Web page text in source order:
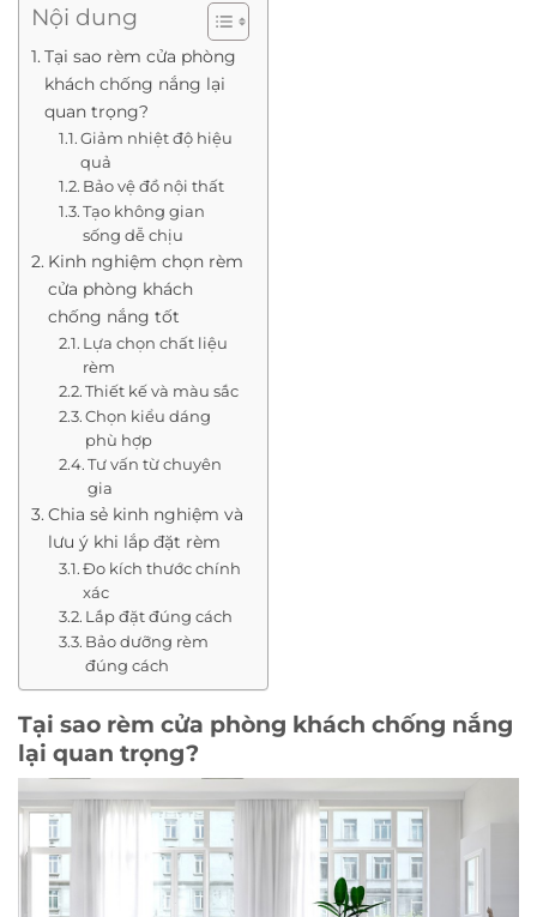
Nội dung
Tại sao rèm cửa phòng
khách chống nắng lại
quan trọng?
Giảm nhiệt độ hiệu
quả
Bảo vệ đồ nội thất
Tạo không gian
sống dễ chịu
Kinh nghiệm chọn rèm
cửa phòng khách
chống nắng tốt
Lựa chọn chất liệu
rèm
Thiết kế và màu sắc
Chọn kiểu dáng
phù hợp
Tư vấn từ chuyên
gia
Chia sẻ kinh nghiệm và
lưu ý khi lắp đặt rèm
Đo kích thước chính
xác
Lắp đặt đúng cách
Bảo dưỡng rèm
đúng cách
Tại sao rèm cửa phòng khách chống nắng
lại quan trọng?